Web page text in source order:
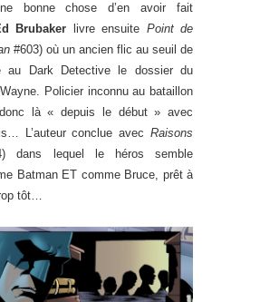
bonne chose d’en avoir fait
Brubaker livre ensuite Point de
#603) où un ancien flic au seuil de
au Dark Detective le dossier du
Policier inconnu au bataillon
là « depuis le début » avec
L’auteur conclue avec Raisons
dans lequel le héros semble
Batman ET comme Bruce, prêt à
tôt…